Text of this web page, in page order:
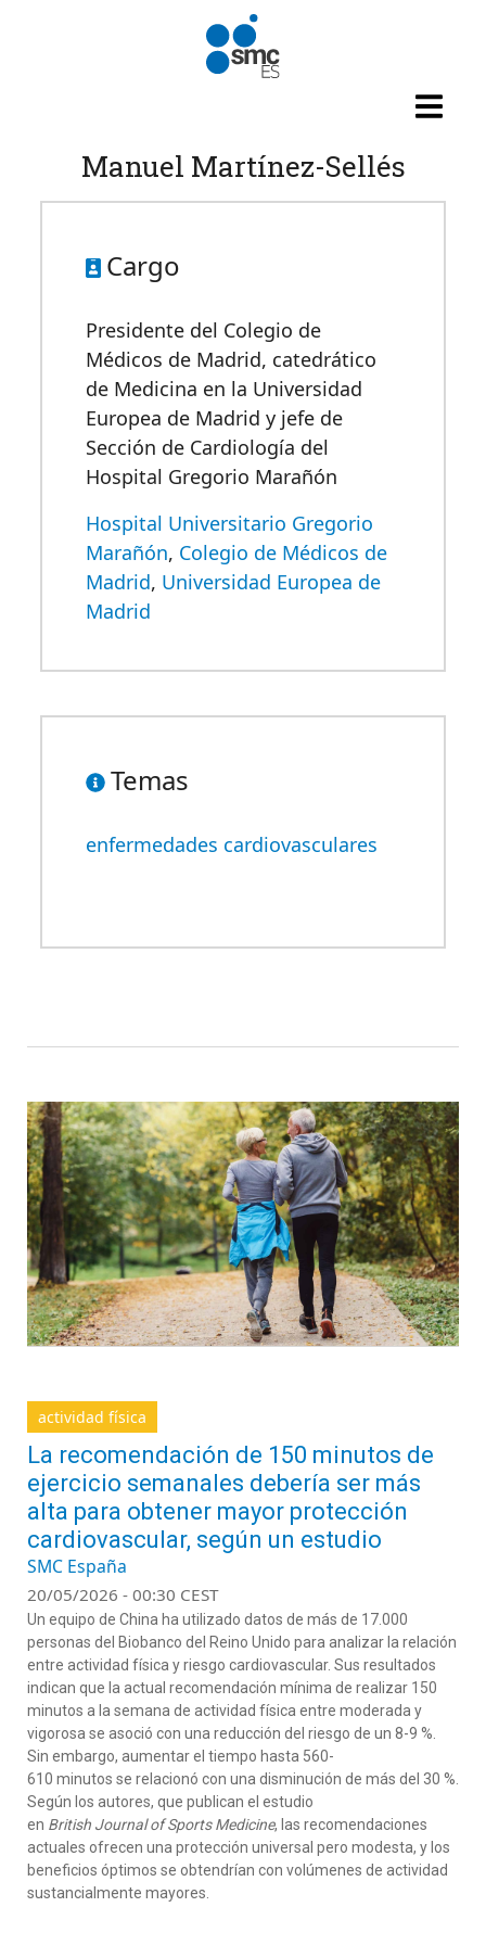
Pasar al contenido principal
Manuel Martínez-Sellés
Cargo
Presidente del Colegio de
Médicos de Madrid, catedrático
de Medicina en la Universidad
Europea de Madrid y jefe de
Sección de Cardiología del
Hospital Gregorio Marañón
Hospital Universitario Gregorio
Marañón, Colegio de Médicos de
Madrid, Universidad Europea de
Madrid
Temas
enfermedades cardiovasculares
actividad física
La recomendación de 150 minutos de
ejercicio semanales debería ser más
alta para obtener mayor protección
cardiovascular, según un estudio
SMC España
20/05/2026 - 00:30 CEST
Un equipo de China ha utilizado datos de más de 17.000
personas del Biobanco del Reino Unido para analizar la relación
entre actividad física y riesgo cardiovascular. Sus resultados
indican que la actual recomendación mínima de realizar 150
minutos a la semana de actividad física entre moderada y
vigorosa se asoció con una reducción del riesgo de un 8-9 %.
Sin embargo, aumentar el tiempo hasta 560-
610 minutos se relacionó con una disminución de más del 30 %.
Según los autores, que publican el estudio
en British Journal of Sports Medicine, las recomendaciones
actuales ofrecen una protección universal pero modesta, y los
beneficios óptimos se obtendrían con volúmenes de actividad
sustancialmente mayores.